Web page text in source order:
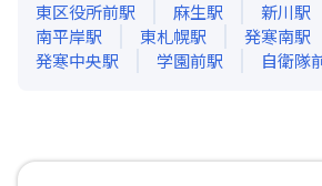
東区役所前駅 麻生駅 新川駅
南平岸駅 東札幌駅 発寒南駅
発寒中央駅 学園前駅 自衛隊